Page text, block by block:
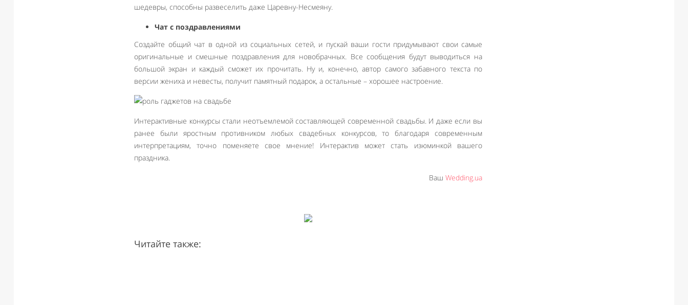
шедевры, способны развеселить даже Царевну-Несмеяну.
Чат с поздравлениями
Создайте общий чат в одной из социальных сетей, и пускай ваши гости придумывают свои самые
оригинальные и смешные поздравления для новобрачных. Все сообщения будут выводиться на
большой экран и каждый сможет их прочитать. Ну и, конечно, автор самого забавного текста по
версии жениха и невесты, получит памятный подарок, а остальные – хорошее настроение.
Интерактивные конкурсы стали неотъемлемой составляющей современной свадьбы. И даже если вы
ранее были яростным противником любых свадебных конкурсов, то благодаря современным
интерпретациям, точно поменяете свое мнение! Интерактив может стать изюминкой вашего
праздника.
Ваш Wedding.ua
Читайте также: